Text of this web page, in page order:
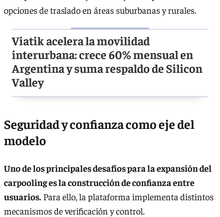
opciones de traslado en áreas suburbanas y rurales.
Viatik acelera la movilidad
interurbana: crece 60% mensual en
Argentina y suma respaldo de Silicon
Valley
Seguridad y confianza como eje del
modelo
Uno de los principales desafíos para la expansión del
carpooling es la construcción de confianza entre
usuarios. Para ello, la plataforma implementa distintos
mecanismos de verificación y control.